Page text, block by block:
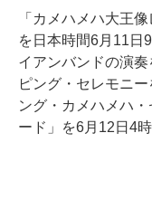
「カメハメハ大王
を日本時間6月11日
イアンバンドの演
ピング・セレモニ
ング・カメハメハ
ード」を6月12日4